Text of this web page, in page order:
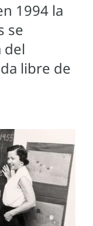
1994 la
se
del
libre de